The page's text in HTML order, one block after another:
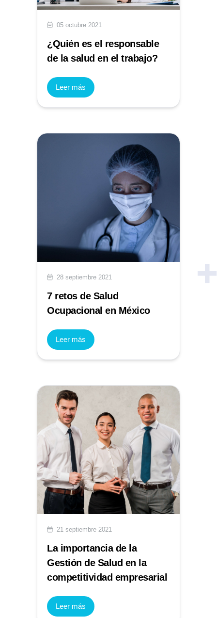
05 octubre 2021
¿Quién es el responsable
de la salud en el trabajo?
Leer más
28 septiembre 2021
7 retos de Salud
Ocupacional en México
Leer más
21 septiembre 2021
La importancia de la
Gestión de Salud en la
competitividad empresarial
Leer más